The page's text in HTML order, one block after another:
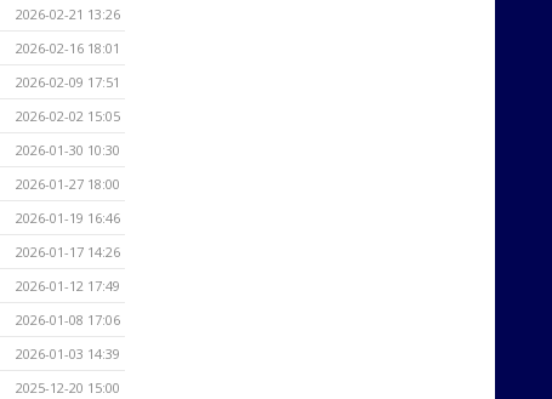
2026-02-21 13:26
2026-02-16 18:01
2026-02-09 17:51
2026-02-02 15:05
2026-01-30 10:30
2026-01-27 18:00
2026-01-19 16:46
2026-01-17 14:26
2026-01-12 17:49
2026-01-08 17:06
2026-01-03 14:39
2025-12-20 15:00